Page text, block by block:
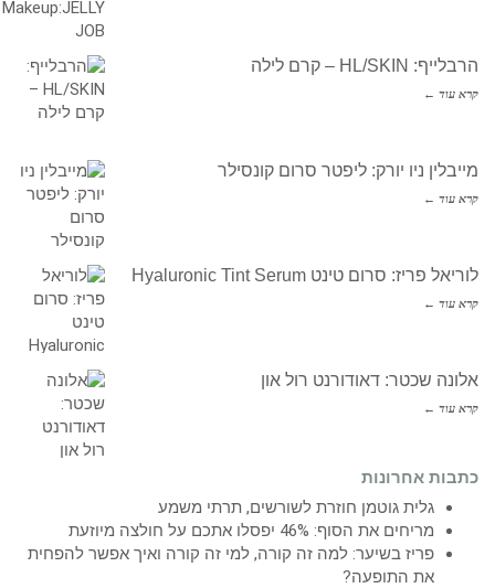
הרבלייף: HL/SKIN – קרם לילה
קרא עוד ←
מייבלין ניו יורק: ליפטר סרום קונסילר
קרא עוד ←
לוריאל פריז: סרום טינט Hyaluronic Tint Serum
קרא עוד ←
אלונה שכטר: דאודורנט רול און
קרא עוד ←
כתבות אחרונות
גלית גוטמן חוזרת לשורשים, תרתי משמע
מריחים את הסוף: 46% יפסלו אתכם על חולצה מיוזעת
פריז בשיער: למה זה קורה, למי זה קורה ואיך אפשר להפחית
את התופעה?